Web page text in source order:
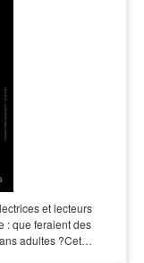
et lecteurs
: que feraient des
adultes ?Cet…